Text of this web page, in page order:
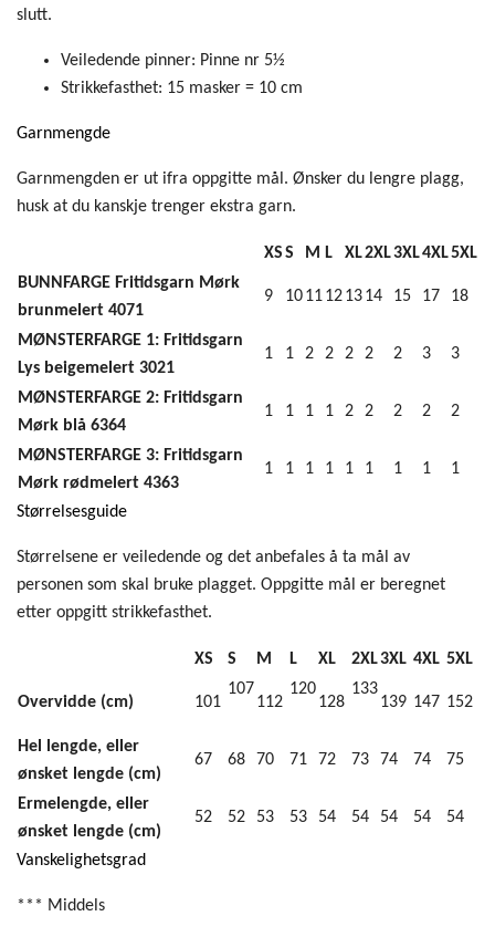
slutt.
Veiledende pinner: Pinne nr 5½
Strikkefasthet: 15 masker = 10 cm
Garnmengde
Garnmengden er ut ifra oppgitte mål. Ønsker du lengre plagg,
husk at du kanskje trenger ekstra garn.
XSS M L XL2XL3XL4XL5XL
BUNNFARGE Fritidsgarn Mørk
brunmelert 4071
9 1011121314 15 17 18
MØNSTERFARGE 1: Fritidsgarn
Lys beigemelert 3021
1 1 2 2 2 2 2 3 3
MØNSTERFARGE 2: Fritidsgarn
Mørk blå 6364
1 1 1 1 2 2 2 2 2
MØNSTERFARGE 3: Fritidsgarn
Mørk rødmelert 4363
1 1 1 1 1 1 1 1 1
Størrelsesguide
Størrelsene er veiledende og det anbefales å ta mål av
personen som skal bruke plagget. Oppgitte mål er beregnet
etter oppgitt strikkefasthet.
XS S M L XL 2XL3XL 4XL 5XL
Overvidde (cm) 101
107
112
120
128
133
139 147 152
Hel lengde, eller
ønsket lengde (cm)
67 68 70 71 72 73 74 74 75
Ermelengde, eller
ønsket lengde (cm)
52 52 53 53 54 54 54 54 54
Vanskelighetsgrad
*** Middels